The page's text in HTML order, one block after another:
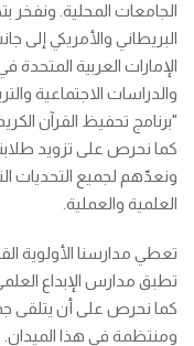
الجامعات المحلية. ونفخر
البريطاني والأمريكي إلى
الإمارات العربية المتحدة
والدراسات الاجتماعية
"برنامج تحفيظ القرآن
كما نحرص على تزويد
ونعدّهم لجميع التحديات
العلمية والعملية.
تعطي مدارسنا الأولوية
تطبق مدارس الإبداع
كما نحرص على أن يتلقى
ومنتظمة في هذا الميدان.